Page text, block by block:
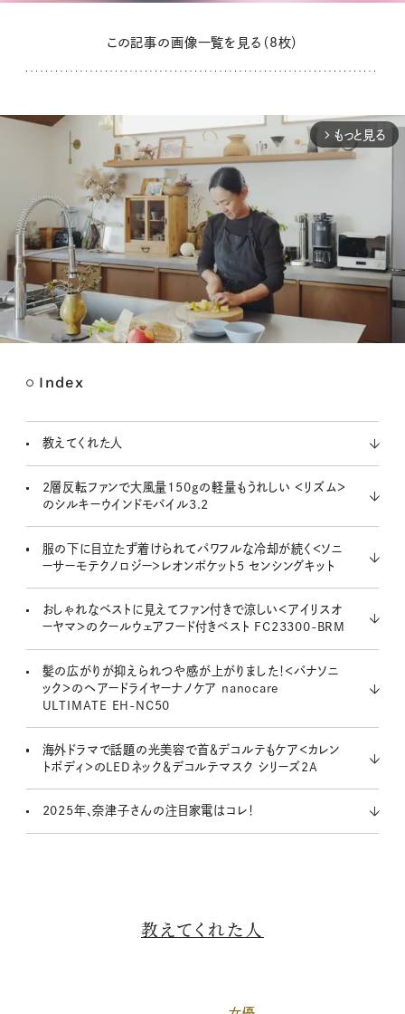
この記事の画像一覧を見る（8枚）
arrow_forward_ios もっと見る
Index
教えてくれた人
2層反転ファンで大風量150gの軽量もうれしい ＜リズム＞
のシルキーウインドモバイル3.2
服の下に目立たず着けられてパワフルな冷却が続く＜ソニ
ーサーモテクノロジー＞レオンポケット5 センシングキット
おしゃれなベストに見えてファン付きで涼しい＜アイリスオ
ーヤマ＞のクールウェアフード付きベスト FC23300-BRM
髪の広がりが抑えられつや感が上がりました！＜パナソニ
ック＞のヘアードライヤーナノケア nanocare
ULTIMATE EH-NC50
海外ドラマで話題の光美容で首＆デコルテもケア＜カレン
トボディ＞のLEDネック＆デコルテマスク シリーズ2A
2025年、奈津子さんの注目家電はコレ！
教えてくれた人